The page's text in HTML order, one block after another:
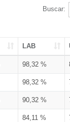
Buscar:
LAB
98,32 %
98,32 %
90,32 %
84,11 %